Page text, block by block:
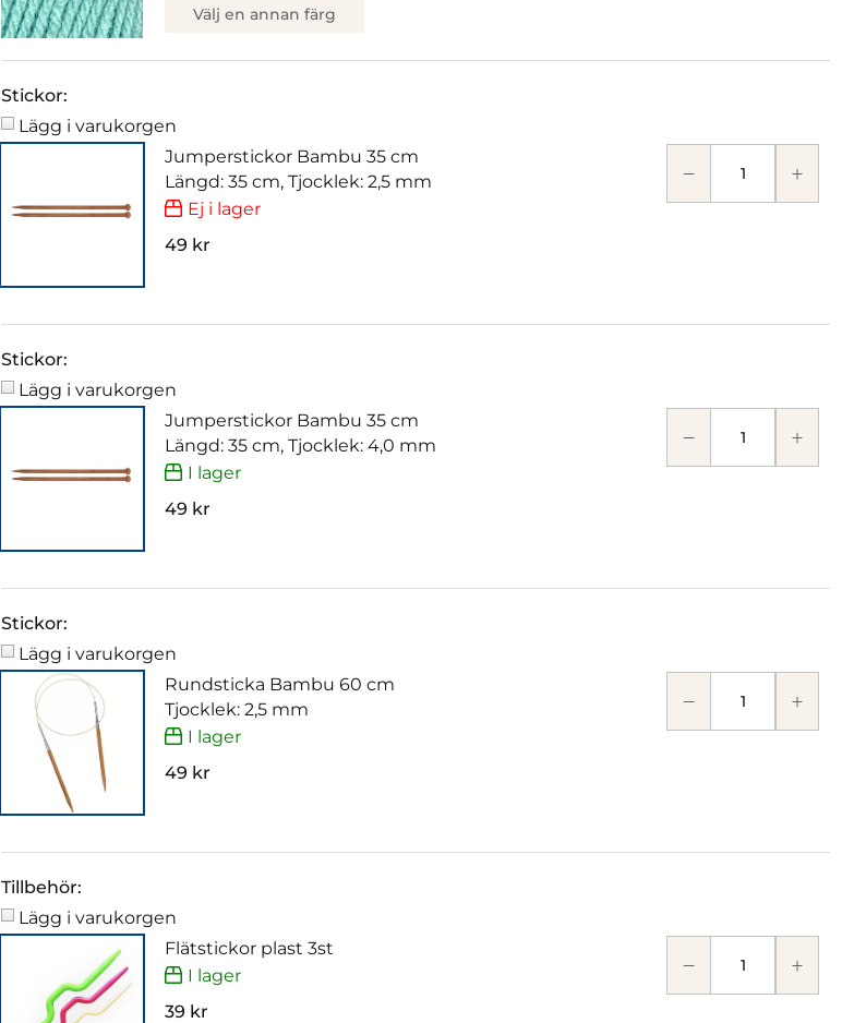
Välj en annan färg
Stickor:
Lägg i varukorgen
Jumperstickor Bambu 35 cm
Längd: 35 cm, Tjocklek: 2,5 mm
Ej i lager
49 kr
Stickor:
Lägg i varukorgen
Jumperstickor Bambu 35 cm
Längd: 35 cm, Tjocklek: 4,0 mm
I lager
49 kr
Stickor:
Lägg i varukorgen
Rundsticka Bambu 60 cm
Tjocklek: 2,5 mm
I lager
49 kr
Tillbehör:
Lägg i varukorgen
Flätstickor plast 3st
I lager
39 kr